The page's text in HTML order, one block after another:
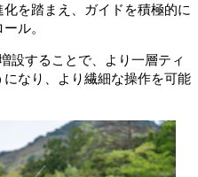
を踏まえ、ガイドを積極的に
ル。
設することで、より一層ティ
なり、より繊細な操作を可能